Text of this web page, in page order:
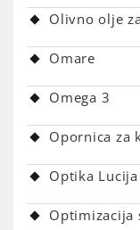
Olivno olje
Omare
Omega 3
Opornica za
Optika Lucija
Optimizacija